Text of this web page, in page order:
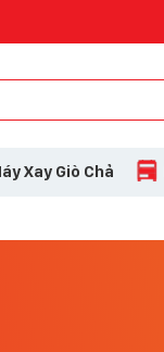
Xay Giò Chả